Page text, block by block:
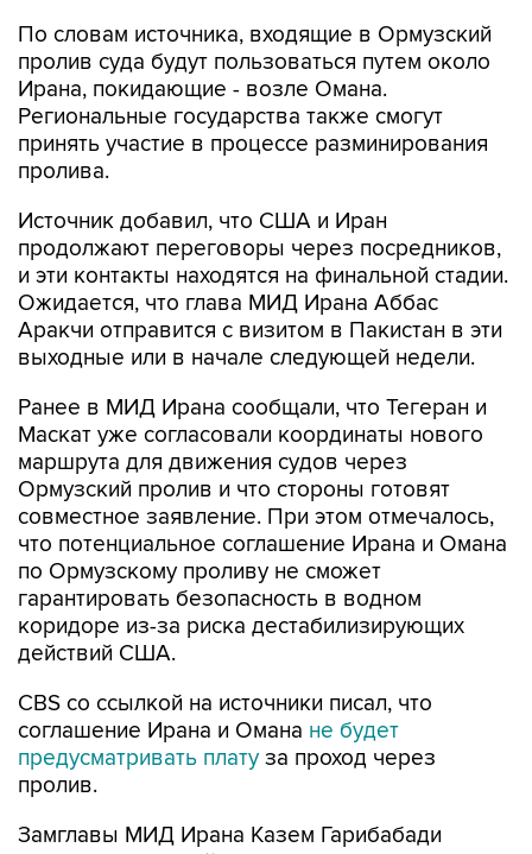
По словам источника, входящие в Ормузский
пролив суда будут пользоваться путем около
Ирана, покидающие - возле Омана.
Региональные государства также смогут
принять участие в процессе разминирования
пролива.
Источник добавил, что США и Иран
продолжают переговоры через посредников,
и эти контакты находятся на финальной стадии.
Ожидается, что глава МИД Ирана Аббас
Аракчи отправится с визитом в Пакистан в эти
выходные или в начале следующей недели.
Ранее в МИД Ирана сообщали, что Тегеран и
Маскат уже согласовали координаты нового
маршрута для движения судов через
Ормузский пролив и что стороны готовят
совместное заявление. При этом отмечалось,
что потенциальное соглашение Ирана и Омана
по Ормузскому проливу не сможет
гарантировать безопасность в водном
коридоре из-за риска дестабилизирующих
действий США.
CBS со ссылкой на источники писал, что
соглашение Ирана и Омана не будет
предусматривать плату за проход через
пролив.
Замглавы МИД Ирана Казем Гарибабади